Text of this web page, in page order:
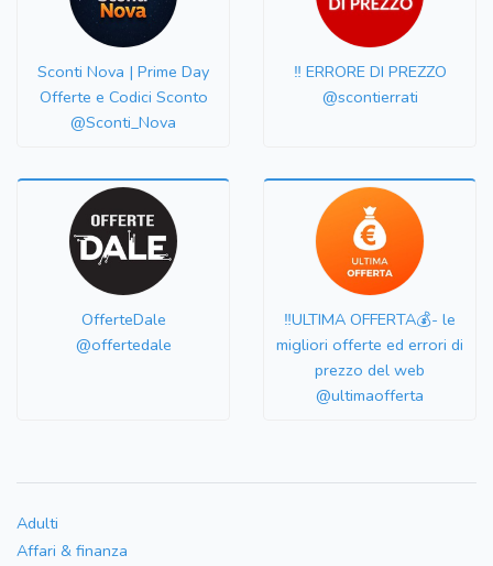
Sconti Nova | Prime Day
Offerte e Codici Sconto
@Sconti_Nova
‼️ ERRORE DI PREZZO
@scontierrati
OfferteDale
@offertedale
‼️ULTIMA OFFERTA💰- le
migliori offerte ed errori di
prezzo del web
@ultimaofferta
Adulti
Affari & finanza